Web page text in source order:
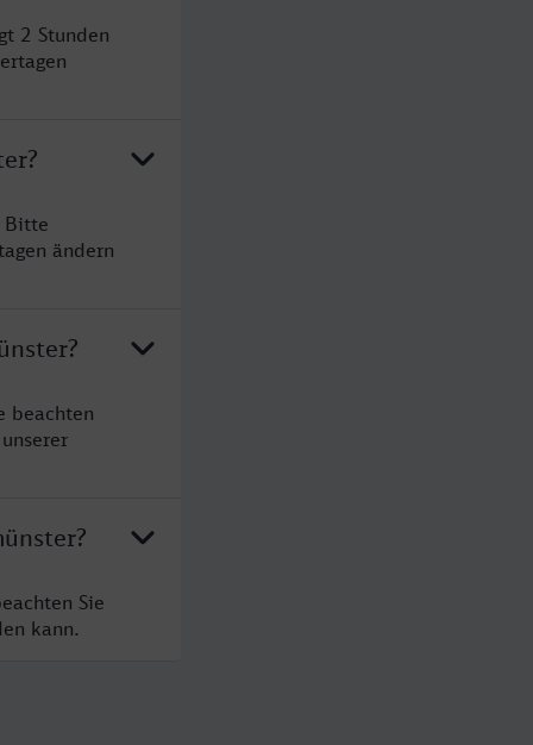
2 Stunden
Bitte
ändern
beachten
Sie
kann.